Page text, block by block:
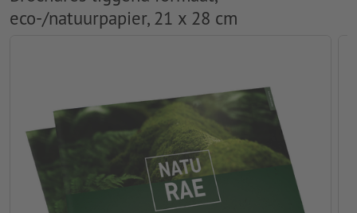
eco-/natuurpapier, 21 x 28 cm